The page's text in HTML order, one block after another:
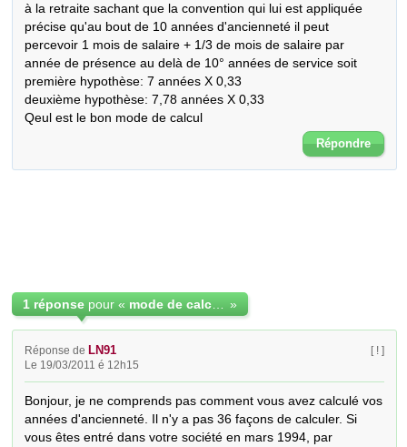
à la retraite sachant que la convention qui lui est appliquée
précise qu'au bout de 10 années d'ancienneté il peut
percevoir 1 mois de salaire + 1/3 de mois de salaire par
année de présence au delà de 10° années de service soit
première hypothèse: 7 années X 0,33
deuxième hypothèse: 7,78 années X 0,33
Qeul est le bon mode de calcul
Répondre
1 réponse pour « »
Réponse de LN91
Le 19/03/2011 é 12h15
[ ! ]
Bonjour, je ne comprends pas comment vous avez calculé vos
années d'ancienneté. Il n'y a pas 36 façons de calculer. Si
vous êtes entré dans votre société en mars 1994, par